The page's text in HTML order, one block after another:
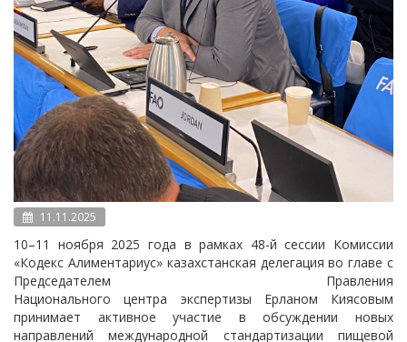
11.11.2025
10–11 ноября 2025 года в рамках 48-й сессии Комиссии
«Кодекс Алиментариус» казахстанская делегация во главе с
Председателем Правления
Национального центра экспертизы Ерланом Киясовым
принимает активное участие в обсуждении новых
направлений международной стандартизации пищевой